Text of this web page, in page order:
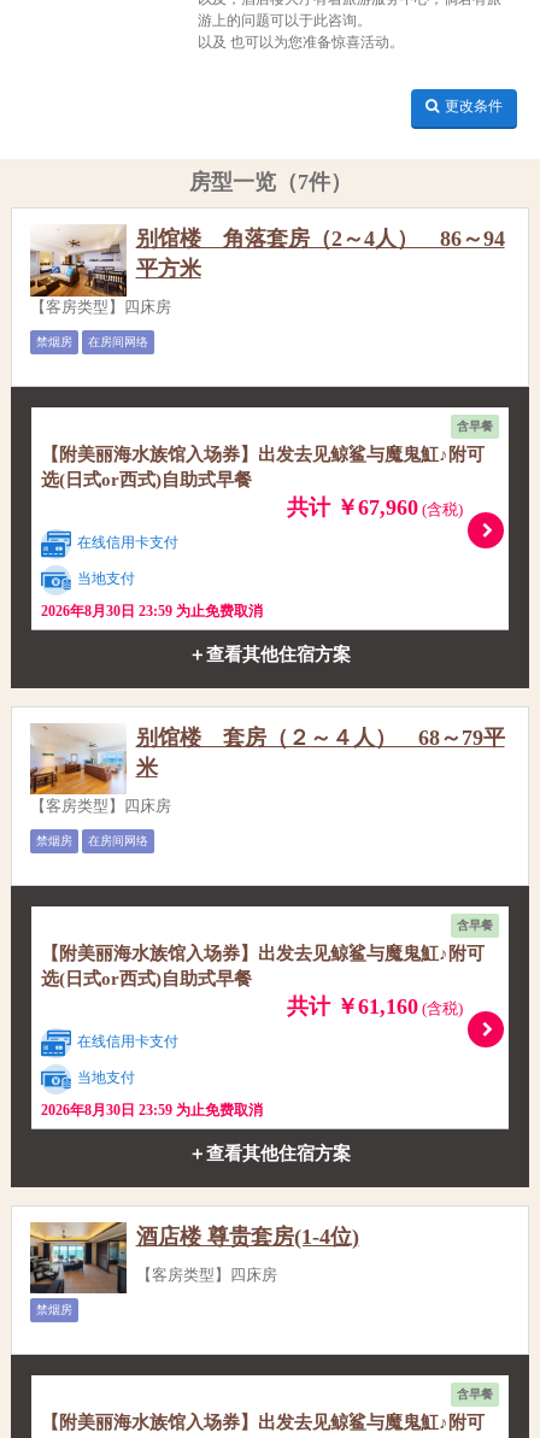
游上的问题可以于此咨询。
以及 也可以为您准备惊喜活动。
更改条件
房型一览（7件）
别馆楼 角落套房（2～4人） 86～94
平方米
【客房类型】四床房
禁烟房 在房间网络
含早餐
【附美丽海水族馆入场券】出发去见鲸鲨与魔鬼魟♪附可
选(日式or西式)自助式早餐
共计 ￥67,960(含税)
在线信用卡支付
当地支付
2026年8月30日 23:59 为止免费取消
＋查看其他住宿方案
别馆楼 套房（２～４人） 68～79平
米
【客房类型】四床房
禁烟房 在房间网络
含早餐
【附美丽海水族馆入场券】出发去见鲸鲨与魔鬼魟♪附可
选(日式or西式)自助式早餐
共计 ￥61,160(含税)
在线信用卡支付
当地支付
2026年8月30日 23:59 为止免费取消
＋查看其他住宿方案
酒店楼 尊贵套房(1-4位)
【客房类型】四床房
禁烟房
含早餐
【附美丽海水族馆入场券】出发去见鲸鲨与魔鬼魟♪附可